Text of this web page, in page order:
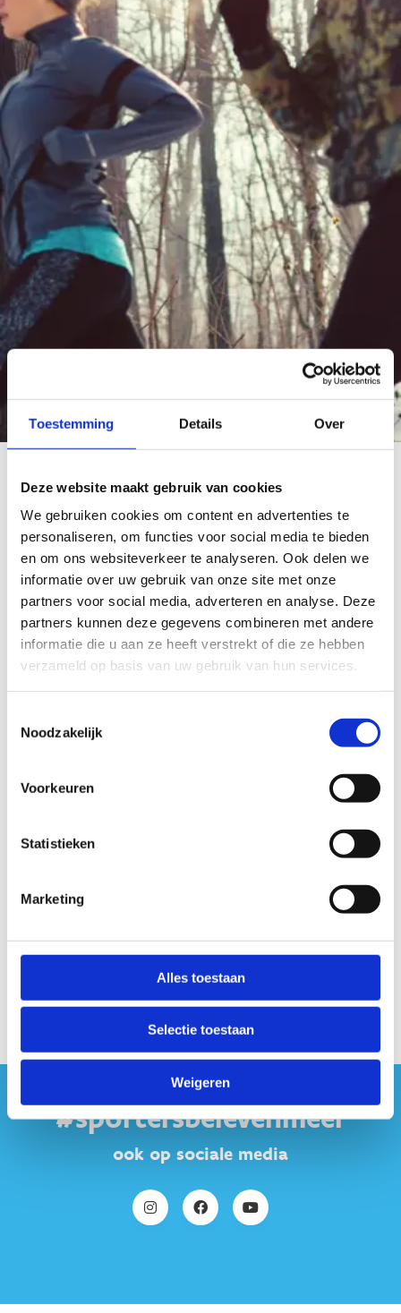
Toestemming Details Over
Deze website maakt gebruik van cookies
We gebruiken cookies om content en advertenties te
personaliseren, om functies voor social media te bieden
en om ons websiteverkeer te analyseren. Ook delen we
informatie over uw gebruik van onze site met onze
partners voor social media, adverteren en analyse. Deze
partners kunnen deze gegevens combineren met andere
informatie die u aan ze heeft verstrekt of die ze hebben
verzameld op basis van uw gebruik van hun services.
Noodzakelijk
Voorkeuren
Statistieken
Marketing
Alles toestaan
Selectie toestaan
Weigeren
Situering
Programma
Schrijf je in
Locatie
Locatie
KU Leuven
de KU Leuven (Faculteit Bewegings- en
Revalidatiewetenschappen, gebouw De Nayer (Sportkot
#sportersbelevenmeer
ook op sociale media